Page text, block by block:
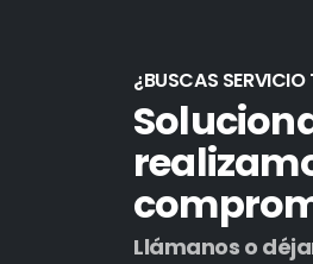
¿BUSCAS
Llámanos o